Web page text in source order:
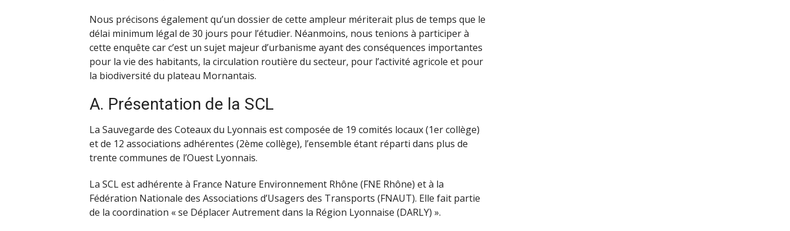
Nous précisons également qu’un dossier de cette ampleur mériterait plus de temps que le
délai minimum légal de 30 jours pour l’étudier. Néanmoins, nous tenions à participer à
cette enquête car c’est un sujet majeur d’urbanisme ayant des conséquences importantes
pour la vie des habitants, la circulation routière du secteur, pour l’activité agricole et pour
la biodiversité du plateau Mornantais.
A. Présentation de la SCL
La Sauvegarde des Coteaux du Lyonnais est composée de 19 comités locaux (1er collège)
et de 12 associations adhérentes (2ème collège), l’ensemble étant réparti dans plus de
trente communes de l’Ouest Lyonnais.
La SCL est adhérente à France Nature Environnement Rhône (FNE Rhône) et à la
Fédération Nationale des Associations d’Usagers des Transports (FNAUT). Elle fait partie
de la coordination « se Déplacer Autrement dans la Région Lyonnaise (DARLY) ».